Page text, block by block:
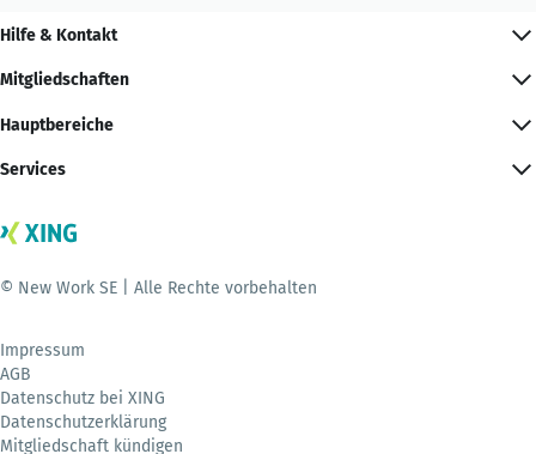
Hilfe & Kontakt
Mitgliedschaften
Hauptbereiche
Services
© New Work SE | Alle Rechte vorbehalten
Impressum
AGB
Datenschutz bei XING
Datenschutzerklärung
Mitgliedschaft kündigen